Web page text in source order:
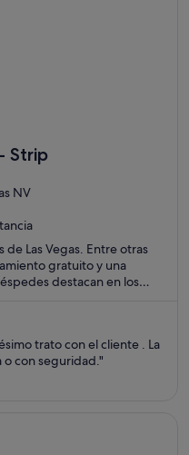
Strip
NV
Las Vegas. Entre otras
gratuito y una
destacan en los
cerca son Casino MGM
trato con el cliente . La
con seguridad."